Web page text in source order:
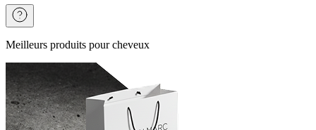
Meilleurs produits pour cheveux